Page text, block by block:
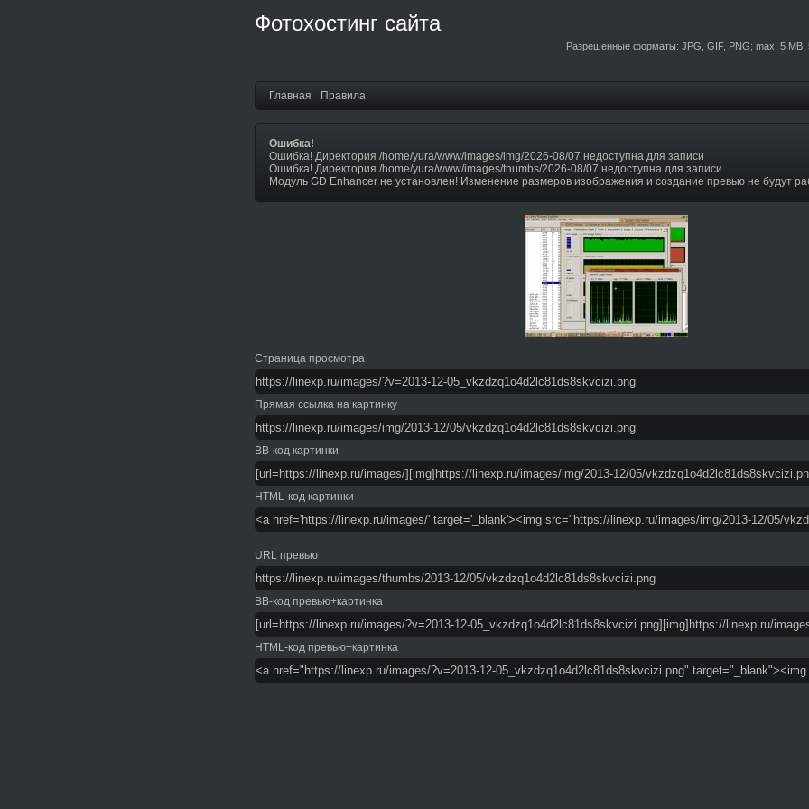
Фотохостинг сайта
Разрешенные форматы: JPG, GIF, PNG; max: 5 MB;
Главная Правила
Ошибка!
Ошибка! Директория /home/yura/www/images/img/2026-08/07 недоступна для записи
Ошибка! Директория /home/yura/www/images/thumbs/2026-08/07 недоступна для записи
Модуль GD Enhancer не установлен! Изменение размеров изображения и создание превью не будут
Страница просмотра
Прямая ссылка на картинку
BB-код картинки
HTML-код картинки
URL превью
BB-код превью+картинка
HTML-код превью+картинка